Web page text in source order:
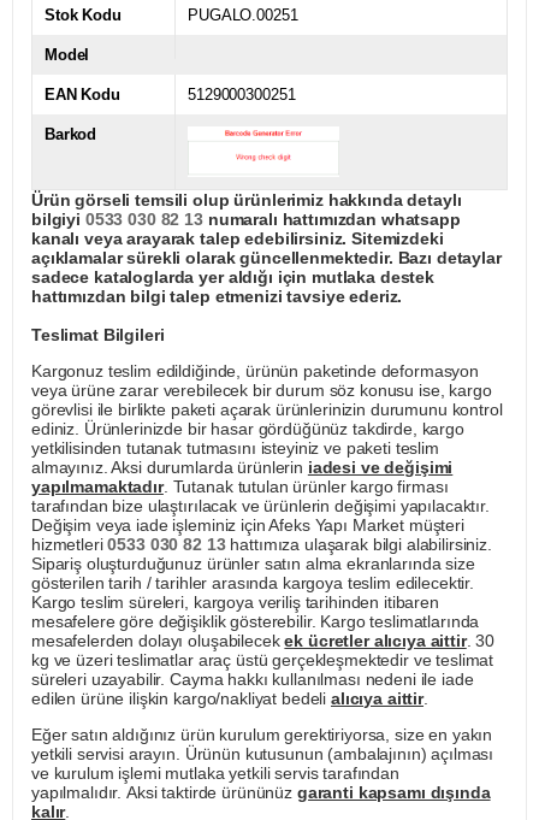
Stok Kodu PUGALO.00251
Model
EAN Kodu 5129000300251
Barkod
Ürün görseli temsili olup ürünlerimiz hakkında detaylı
bilgiyi 0533 030 82 13numaralı hattımızdan whatsapp
kanalı veya arayarak talep edebilirsiniz. Sitemizdeki
açıklamalar sürekli olarak güncellenmektedir. Bazı detaylar
sadece kataloglarda yer aldığı için mutlaka destek
hattımızdan bilgi talep etmenizi tavsiye ederiz.
Teslimat Bilgileri
Kargonuz teslim edildiğinde, ürünün paketinde deformasyon
veya ürüne zarar verebilecek bir durum söz konusu ise, kargo
görevlisi ile birlikte paketi açarak ürünlerinizin durumunu kontrol
ediniz. Ürünlerinizde bir hasar gördüğünüz takdirde, kargo
yetkilisinden tutanak tutmasını isteyiniz ve paketi teslim
almayınız. Aksi durumlarda ürünlerin iadesi ve değişimi
yapılmamaktadır. Tutanak tutulan ürünler kargo firması
tarafından bize ulaştırılacak ve ürünlerin değişimi yapılacaktır.
Değişim veya iade işleminiz için Afeks Yapı Market müşteri
hizmetleri0533 030 82 13hattımıza ulaşarak bilgi alabilirsiniz.
Sipariş oluşturduğunuz ürünler satın alma ekranlarında size
gösterilen tarih / tarihler arasında kargoya teslim edilecektir.
Kargo teslim süreleri, kargoya veriliş tarihinden itibaren
mesafelere göre değişiklik gösterebilir. Kargo teslimatlarında
mesafelerden dolayı oluşabilecekek ücretler alıcıya aittir. 30
kg ve üzeri teslimatlar araç üstü gerçekleşmektedir ve teslimat
süreleri uzayabilir. Cayma hakkı kullanılması nedeni ile iade
edilen ürüne ilişkin kargo/nakliyat bedeli alıcıya aittir.
Eğer satın aldığınız ürün kurulum gerektiriyorsa, size en yakın
yetkili servisi arayın. Ürünün kutusunun (ambalajının) açılması
ve kurulum işlemi mutlaka yetkili servis tarafından
yapılmalıdır. Aksi taktirde ürününüz garanti kapsamı dışında
kalır.